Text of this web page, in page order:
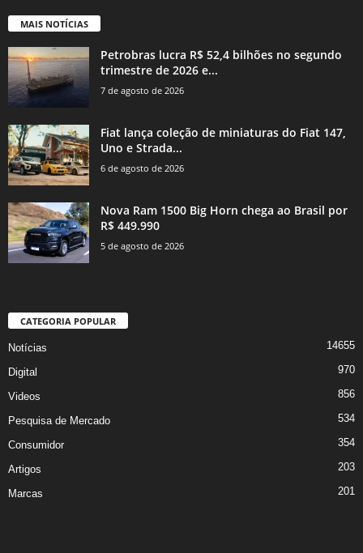
MAIS NOTÍCIAS
Petrobras lucra R$ 52,4 bilhões no segundo
trimestre de 2026 e...
7 de agosto de 2026
Fiat lança coleção de miniaturas do Fiat 147,
Uno e Strada...
6 de agosto de 2026
Nova Ram 1500 Big Horn chega ao Brasil por
R$ 449.990
5 de agosto de 2026
CATEGORIA POPULAR
Notícias 14655
Digital 970
Videos 856
Pesquisa de Mercado 534
Consumidor 354
Artigos 203
Marcas 201